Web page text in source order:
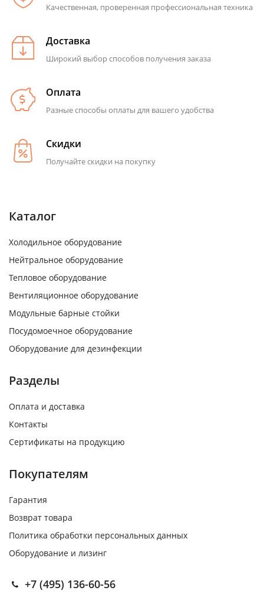
Качественная, проверенная профессиональная техника
Доставка
Широкий выбор способов получения заказа
Оплата
Разные способы оплаты для вашего удобства
Скидки
Получайте скидки на покупку
Каталог
Холодильное оборудование
Нейтральное оборудование
Тепловое оборудование
Вентиляционное оборудование
Модульные барные стойки
Посудомоечное оборудование
Оборудование для дезинфекции
Разделы
Оплата и доставка
Контакты
Сертификаты на продукцию
Покупателям
Гарантия
Возврат товара
Политика обработки персональных данных
Оборудование и лизинг
+7 (495) 136-60-56